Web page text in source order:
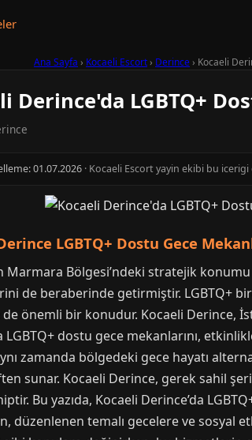
Ana Sayfa › Kocaeli Escort› Derince› Kocaeli
Derince'da LGBTQ+
01.07.2026 · Kocaeli Escort yayin ekibi bu
LGBTQ+ Dostu Gece
Marmara Bölgesi’ndeki stratejik
de beraberinde getirmiştir. LGBTQ+
de önemli bir konudur. Kocaeli Derince,
LGBTQ+ dostu gece mekanlarını,
zamanda bölgedeki gece hayatı
sunar. Kocaeli Derince, gerek sahil
Bu yazıda, Kocaeli Derince’da
düzenlenen temalı gecelere ve sosyal